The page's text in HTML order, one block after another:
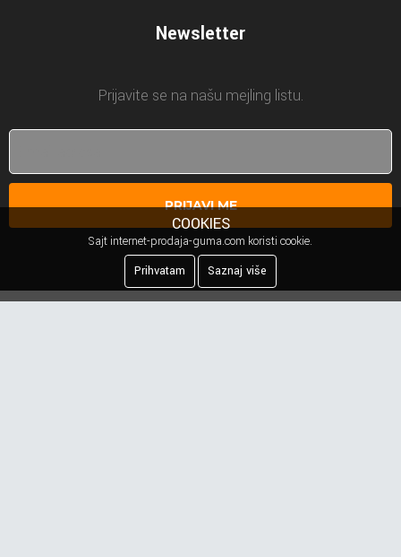
Newsletter
Prijavite se na našu mejling listu.
PRIJAVI ME
COOKIES
Sajt internet-prodaja-guma.com koristi cookie.
Prihvatam
Saznaj više